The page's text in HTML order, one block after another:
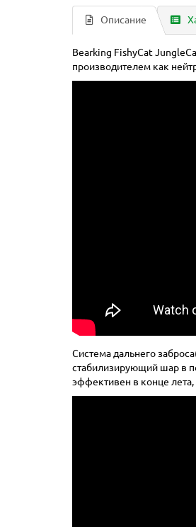
Описание
Bearking FishyCat
производителем как
Система дальнего
стабилизирующий шар в
эффективен в конце